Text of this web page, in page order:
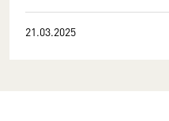
21.03.2025